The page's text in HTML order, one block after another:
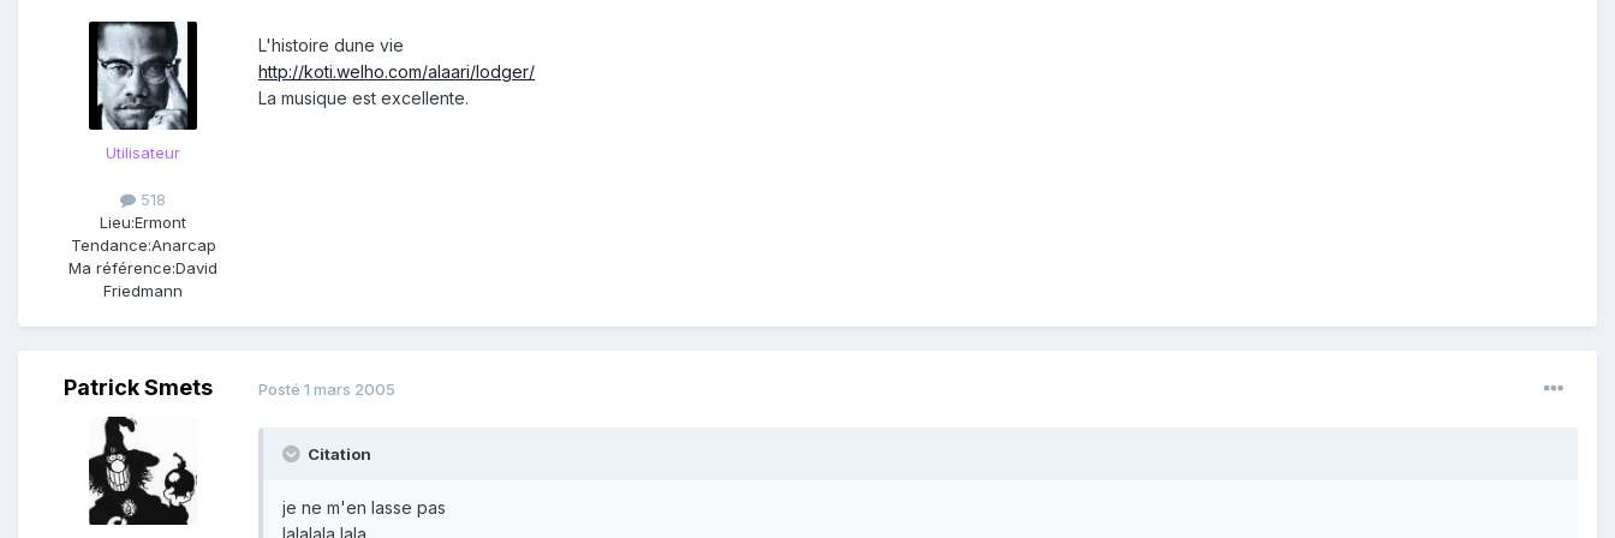
Utilisateur
518
Lieu:Ermont
Tendance:Anarcap
Ma référence:David
Friedmann
L'histoire dune vie
http://koti.welho.com/alaari/lodger/
La musique est excellente.
Patrick Smets Posté 1 mars 2005
Citation
je ne m'en lasse pas